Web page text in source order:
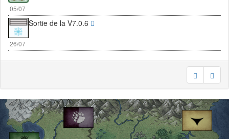
05/07
26/07
Sortie de la V7.0.6
Previous